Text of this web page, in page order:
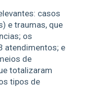
casos
e traumas, que
os
atendimentos; e
de
totalizaram
tipos de